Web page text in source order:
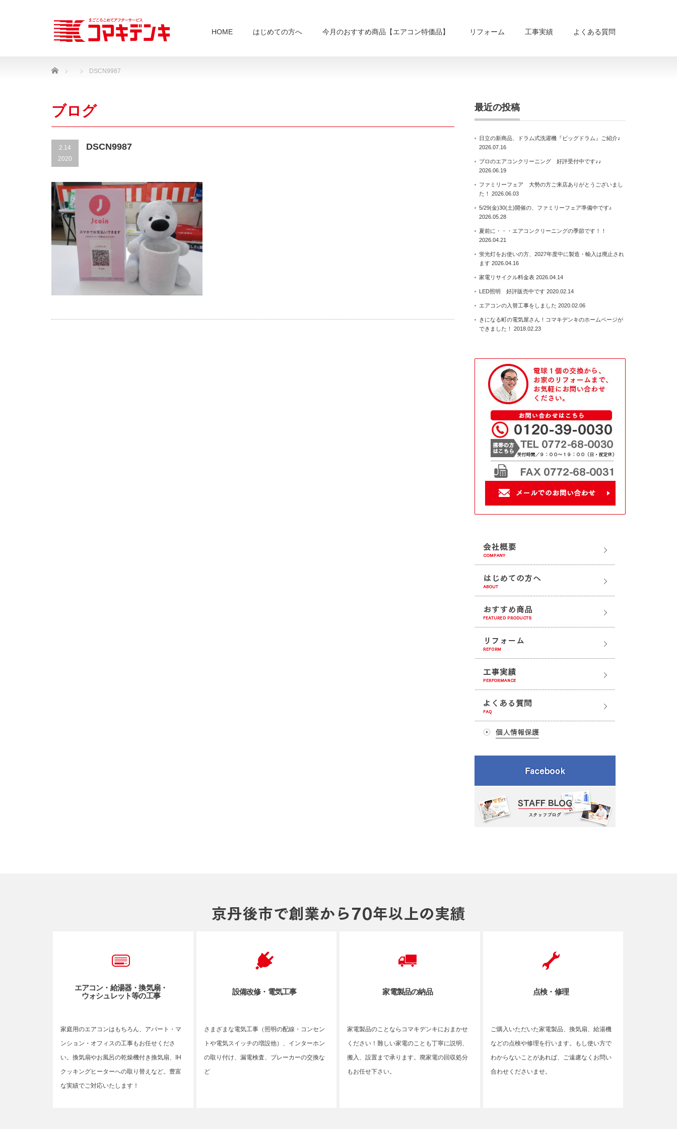
HOME はじめての方へ 今月のおすすめ商品【エアコン特価品】 リフォーム 工事実績 よくある質問
Home DSCN9987
ブログ
2.14
2020
DSCN9987
最近の投稿
日立の新商品、ドラム式洗濯機『ビッグドラム』ご紹介♪
2026.07.16
プロのエアコンクリーニング 好評受付中です♪♪
2026.06.19
ファミリーフェア 大勢の方ご来店ありがとうございまし
た！
2026.06.03
5/29(金)30(土)開催の、ファミリーフェア準備中です♪
2026.05.28
夏前に・・・エアコンクリーニングの季節です！！
2026.04.21
蛍光灯をお使いの方、2027年度中に製造・輸入は廃止され
ます 2026.04.16
家電リサイクル料金表 2026.04.14
LED照明 好評販売中です 2020.02.14
エアコンの入替工事をしました 2020.02.06
きになる町の電気屋さん！コマキデンキのホームページが
できました！
2018.02.23
エアコン・給湯器・換気扇・
ウォシュレット等の工事
家庭用のエアコンはもちろん、アパート・マ
ンション・オフィスの工事もお任せくださ
い。換気扇やお風呂の乾燥機付き換気扇、IH
クッキングヒーターへの取り替えなど。豊富
な実績でご対応いたします！
設備改修・電気工事
さまざまな電気工事（照明の配線・コンセン
トや電気スイッチの増設他）、インターホン
の取り付け、漏電検査、ブレーカーの交換な
ど
家電製品の納品
家電製品のことならコマキデンキにおまかせ
ください！難しい家電のことも丁寧に説明、
搬入、設置まで承ります。廃家電の回収処分
もお任せ下さい。
点検・修理
ご購入いただいた家電製品、換気扇、給湯機
などの点検や修理を行います。もし使い方で
わからないことがあれば、ご遠慮なくお問い
合わせくださいませ。